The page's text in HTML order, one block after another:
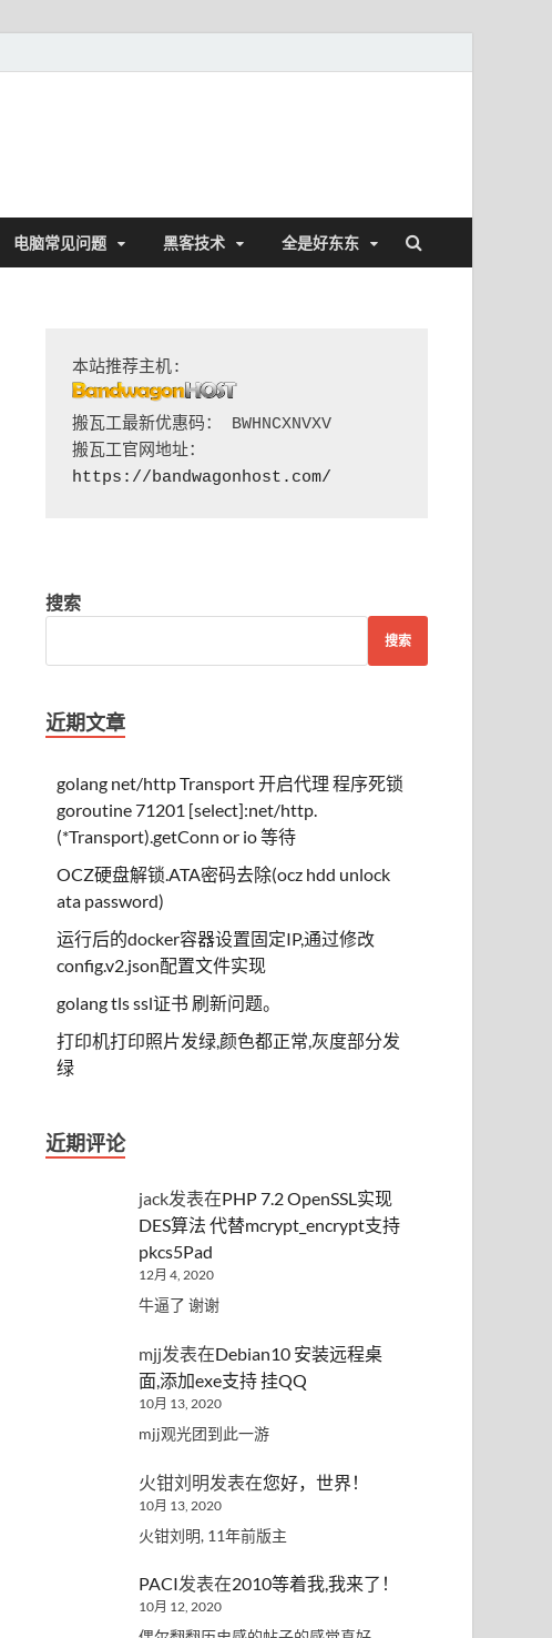
电脑常见问题 黑客技术 全是好东东
搬瓦工最新优惠码： BWHNCXNVXV
搬瓦工官网地址：
https://bandwagonhost.com/
搜索
搜索
近期文章
golang net/http Transport 开启代理 程序死锁
goroutine 71201 [select]:net/http.
(*Transport).getConn or io 等待
OCZ硬盘解锁.ATA密码去除(ocz hdd unlock
ata password)
运行后的docker容器设置固定IP,通过修改
config.v2.json配置文件实现
golang tls ssl证书 刷新问题。
打印机打印照片发绿,颜色都正常,灰度部分发
绿
近期评论
jack发表在PHP 7.2 OpenSSL实现
DES算法 代替mcrypt_encrypt支持
pkcs5Pad
12月 4, 2020
牛逼了 谢谢
mjj发表在Debian10 安装远程桌
面,添加exe支持 挂QQ
10月 13, 2020
mjj观光团到此一游
火钳刘明发表在您好，世界！
10月 13, 2020
火钳刘明, 11年前版主
PACI发表在2010等着我,我来了！
10月 12, 2020